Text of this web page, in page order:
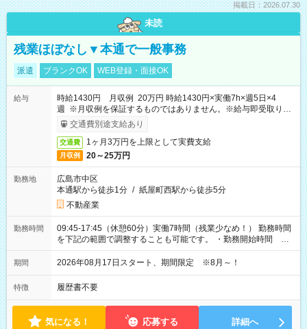
掲載日：2026.07.30
未読
残業ほぼなし▼本通で一般事務
派遣 ブランクOK WEB登録・面接OK
給与
時給1430円 月収例 20万円 時給1430円×実働7h×週5日×4
週 ※月収例を保証するものではありません。※給与即受取りサ
ービス利用可（利用条件有）
交通費別途支給あり
交通費 1ヶ月3万円を上限として実費支給
月収例 20～25万円
勤務地
広島市中区
本通駅から徒歩1分 / 紙屋町西駅から徒歩5分
不動産業
勤務時間
09:45-17:45（休憩60分）実働7時間（残業少なめ！） 勤務時間
を下記の範囲で調整することも可能です。 ・勤務開始時間
09:45～12:30 ・勤務終了時間 15:45～18:30 ・実働 05:00～
07:45
期間 2026年08月17日スタート、期間限定 ※8月～！
特徴 履歴書不要
気になる！ 応募する 詳細へ